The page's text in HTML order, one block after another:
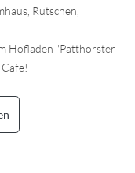
Rutschen,
Hofladen "Patthorster